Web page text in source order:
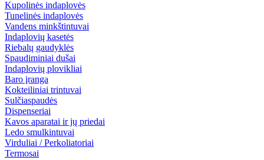
Kupolinės indaplovės
Tunelinės indaplovės
Vandens minkštintuvai
Indaplovių kasetės
Riebalų gaudyklės
Spaudiminiai dušai
Indaplovių plovikliai
Baro įranga
Kokteiliniai trintuvai
Sulčiaspaudės
Dispenseriai
Kavos aparatai ir jų priedai
Ledo smulkintuvai
Virduliai / Perkoliatoriai
Termosai